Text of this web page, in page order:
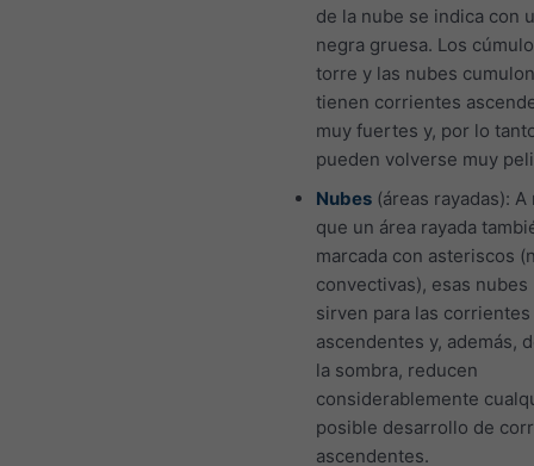
de la nube se indica con
negra gruesa. Los
torre y las nubes
tienen corrientes
muy fuertes y, por lo
pueden volverse muy
Nubes (áreas rayadas): A
que un área rayada
marcada con asteriscos
convectivas), esas nubes
sirven para las corrientes
ascendentes y, además,
la sombra, reducen
considerablemente
posible desarrollo de
ascendentes.